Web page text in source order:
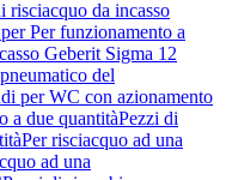
risciacquo da incasso
Per funzionamento a
Geberit Sigma 12
del
per WC con azionamento
a due quantitàPezzi di
Per risciacquo ad una
ad una